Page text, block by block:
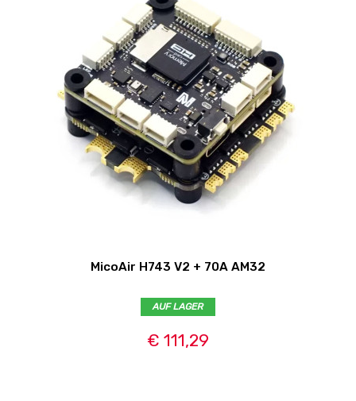
MicoAir H743 V2 + 70A AM32
AUF LAGER
€ 111,29